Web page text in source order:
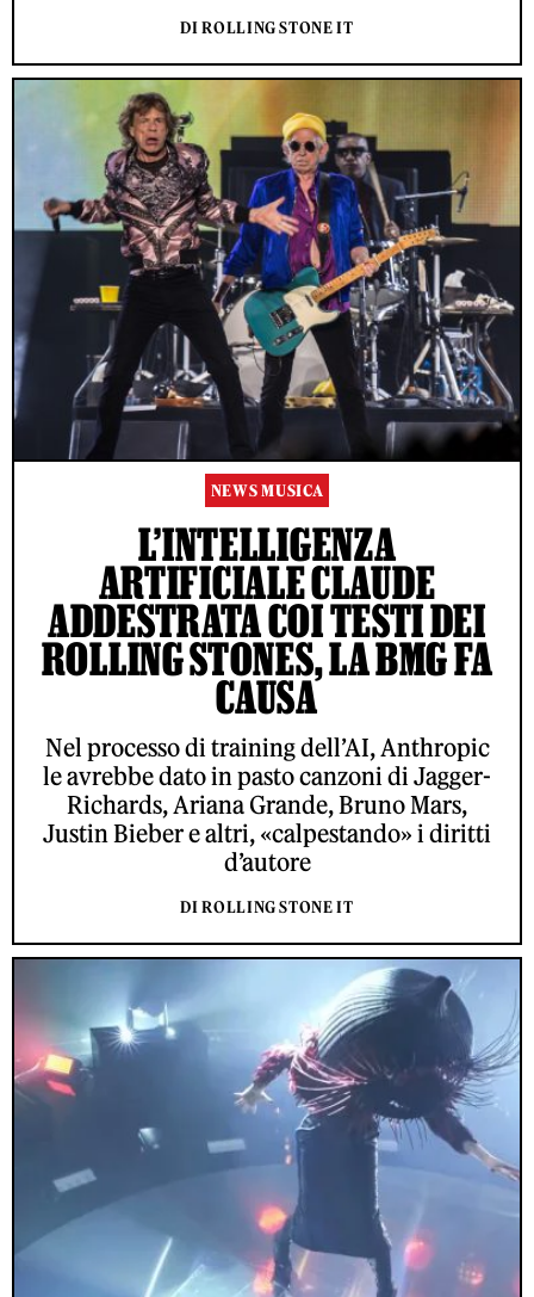
DI ROLLING STONE IT
NEWS MUSICA
L’INTELLIGENZA
ARTIFICIALE CLAUDE
ADDESTRATA COI TESTI DEI
ROLLING STONES, LA BMG FA
CAUSA
Nel processo di training dell’AI, Anthropic
le avrebbe dato in pasto canzoni di Jagger-
Richards, Ariana Grande, Bruno Mars,
Justin Bieber e altri, «calpestando» i diritti
d’autore
DI ROLLING STONE IT